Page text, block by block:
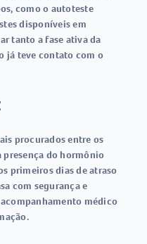
como o autoteste
disponíveis em
tanto a fase ativa da
já teve contato com o
procurados entre os
presença do hormônio
primeiros dias de atraso
com segurança e
médico